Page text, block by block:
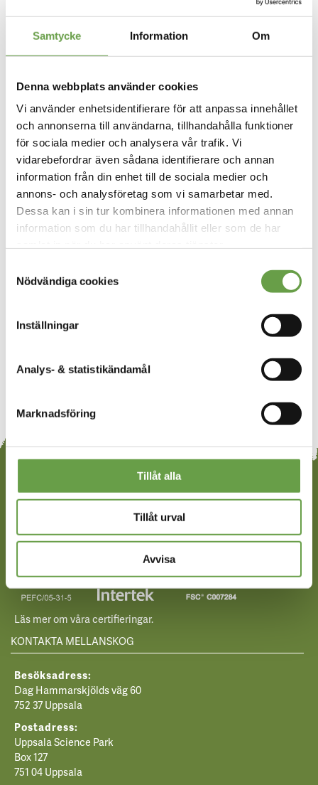
Samtycke Information Om
Denna webbplats använder cookies
Vi använder enhetsidentifierare för att anpassa innehållet
och annonserna till användarna, tillhandahålla funktioner
för sociala medier och analysera vår trafik. Vi
vidarebefordrar även sådana identifierare och annan
information från din enhet till de sociala medier och
annons- och analysföretag som vi samarbetar med.
Dessa kan i sin tur kombinera informationen med annan
information som du har tillhandahållit eller som de har
Nödvändiga cookies
Inställningar
Analys- & statistikändamål
Marknadsföring
Tillåt alla
Tillåt urval
Avvisa
Mer om vår Medlemswebb
Hjälp med inloggning
Behöver du hämta nytt
lösenord?
Här kan du hämta nytt lösenord till
medlemsappen/medlemswebben
Du kan alltid gå tillbaka till vårStartsida och
Läs mer om våra certifieringar.
KONTAKTA MELLANSKOG
Besöksadress:
Dag Hammarskjölds väg 60
752 37 Uppsala
Postadress:
Uppsala Science Park
Box 127
751 04 Uppsala